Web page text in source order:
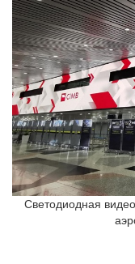
Cветодиодная